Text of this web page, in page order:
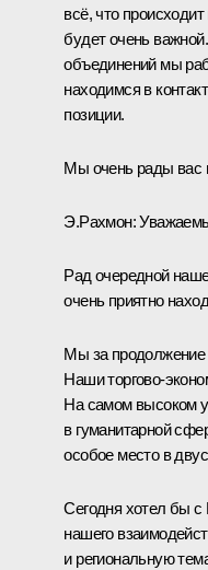
всё, что
будет очень
объединений мы
находимся в
позиции.
Мы очень рады вас
Э.Рахмон:
Рад очередной
очень приятно
Мы за продолжение
Наши торгово-
На самом высоком
в гуманитарной
особое место в
Сегодня хотел бы с
нашего
и региональную